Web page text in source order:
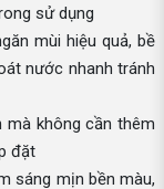
sử dụng
mùi hiệu quả, bề
nước nhanh tránh
mà không cần thêm
đặt
sáng mịn bền màu,